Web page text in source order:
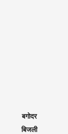
बगोदर
बिजली